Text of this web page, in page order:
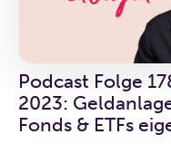
Podcast Folge
2023:
Fonds & ETFs